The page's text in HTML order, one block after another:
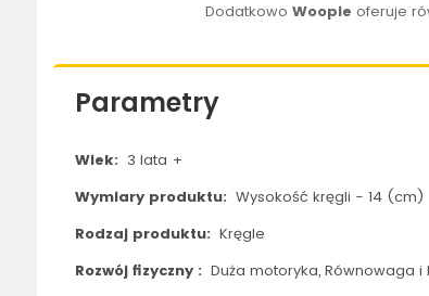
DodatkowoWoopie oferuje
Parametry
Wiek: 3 lata +
Wymiary produktu: Wysokość kręgli - 14 (cm)
Rodzaj produktu: Kręgle
Rozwój fizyczny : Duża motoryka, Równowaga